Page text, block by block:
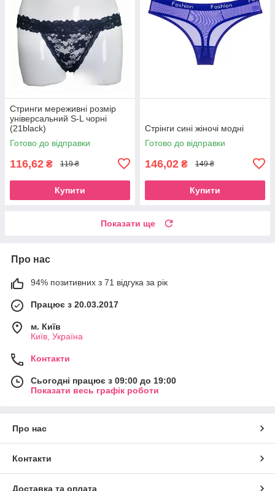
Стринги мереживні розмір
універсальний S-L чорні
(21black)
Готово до відправки
116,62 ₴ 119 ₴
Купити
Стрінги сині жіночі модні
Готово до відправки
146,02 ₴ 149 ₴
Купити
Показати ще
Про нас
94% позитивних з 71 відгука за рік
Працює з 20.03.2017
м. Київ
Київ, Україна
Контакти
Сьогодні працює з 09:00 до 19:00
Показати весь графік роботи
Про нас
Контакти
Доставка та оплата